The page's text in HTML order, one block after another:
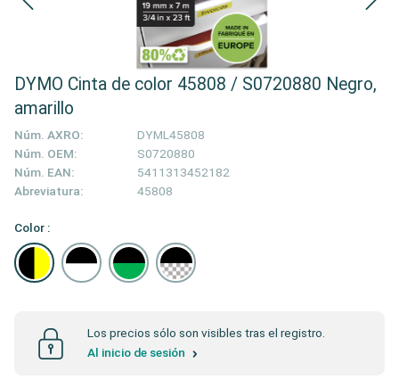
DYMO Cinta de color 45808 / S0720880 Negro,
amarillo
Núm. AXRO:
DYML45808
Núm. OEM:
S0720880
Núm. EAN:
5411313452182
Abreviatura:
45808
Color :
Los precios sólo son visibles tras el registro.
Al inicio de sesión